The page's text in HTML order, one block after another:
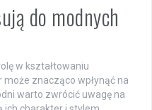
do modnych
w kształtowaniu
znacząco wpłynąć na
warto zwrócić uwagę na